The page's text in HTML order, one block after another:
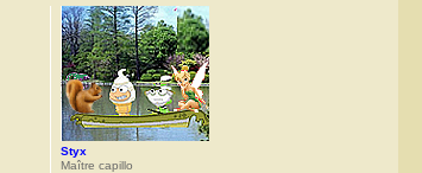
Styx
Maître capillo